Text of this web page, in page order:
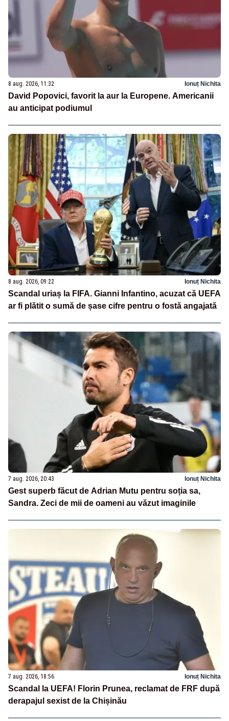
8 aug. 2026, 11:32 Ionuț Nichita
David Popovici, favorit la aur la Europene. Americanii
au anticipat podiumul
8 aug. 2026, 09:22 Ionuț Nichita
Scandal uriaș la FIFA. Gianni Infantino, acuzat că UEFA
ar fi plătit o sumă de șase cifre pentru o fostă angajată
7 aug. 2026, 20:43 Ionuț Nichita
Gest superb făcut de Adrian Mutu pentru soția sa,
Sandra. Zeci de mii de oameni au văzut imaginile
7 aug. 2026, 18:56 Ionuț Nichita
Scandal la UEFA! Florin Prunea, reclamat de FRF după
derapajul sexist de la Chișinău